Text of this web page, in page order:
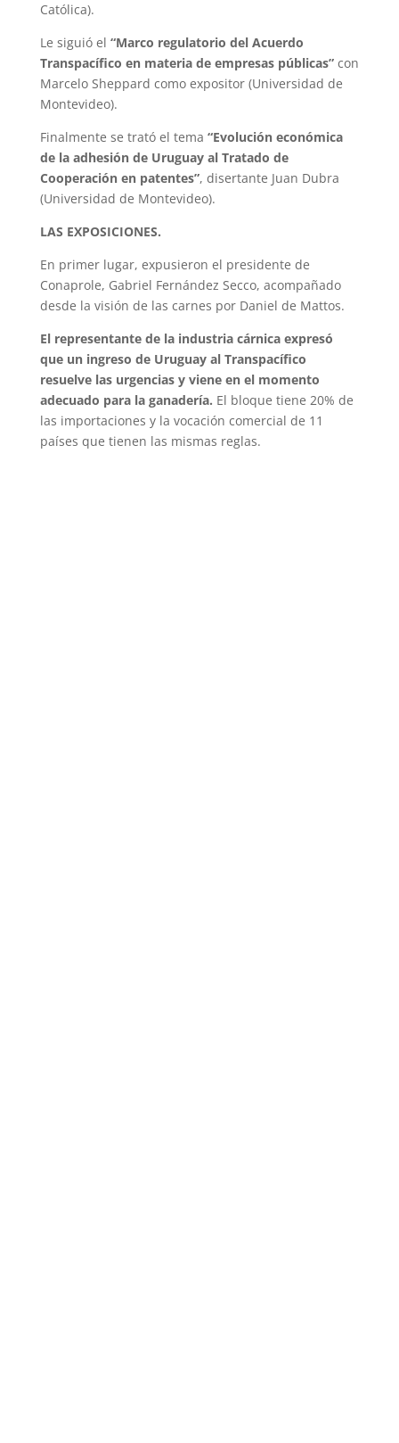
Católica).
Le siguió el “Marco regulatorio del Acuerdo
Transpacífico en materia de empresas públicas”con
Marcelo Sheppard como expositor (Universidad de
Montevideo).
Finalmente se trató el tema “Evolución económica
de la adhesión de Uruguay al Tratado de
Cooperación en patentes”, disertante Juan Dubra
(Universidad de Montevideo).
LAS EXPOSICIONES.
En primer lugar, expusieron el presidente de
Conaprole, Gabriel Fernández Secco, acompañado
desde la visión de las carnes por Daniel de Mattos.
El representante de la industria cárnica expresó
que un ingreso de Uruguay al Transpacífico
resuelve las urgencias y viene en el momento
adecuado para la ganadería. El bloque tiene 20% de
las importaciones y la vocación comercial de 11
países que tienen las mismas reglas.